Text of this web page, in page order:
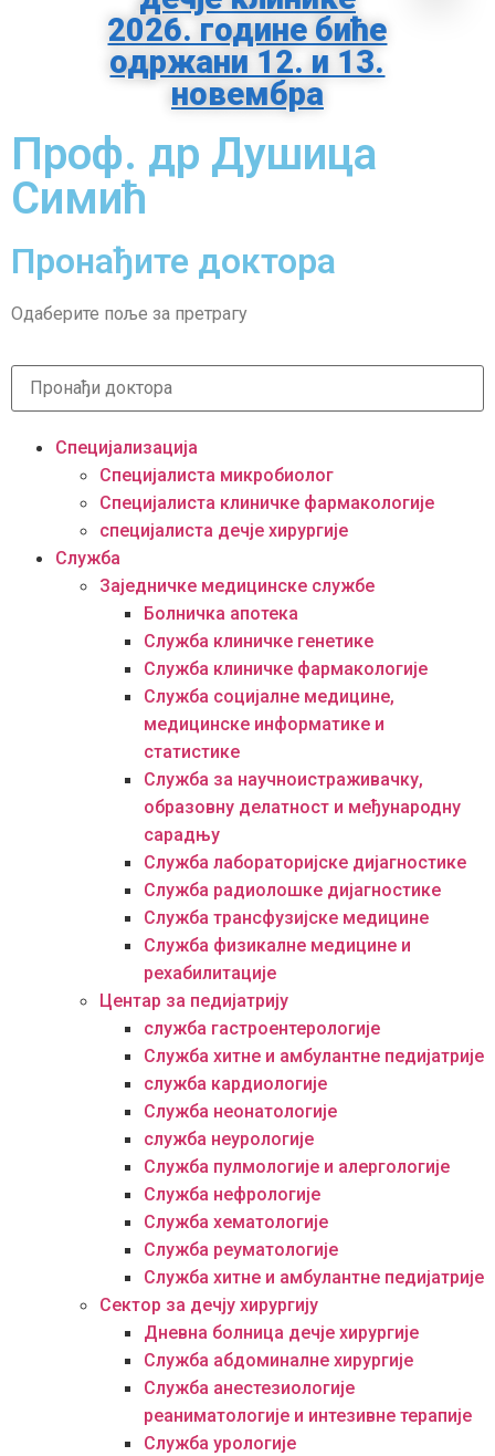
2026. године биће
одржани 12. и 13.
новембра
Проф. др Душица
Симић
Пронађите доктора
Одаберите поље за претрагу
Специјализација
Специјалиста микробиолог
Специјалиста клиничке фармакологије
специјалиста дечје хирургије
Служба
Заједничке медицинске службе
Болничка апотека
Служба клиничке генетике
Служба клиничке фармакологије
Служба социјалне медицине,
медицинске информатике и
статистике
Служба за научноистраживачку,
образовну делатност и међународну
сарадњу
Служба лабораторијске дијагностике
Служба радиолошке дијагностике
Служба трансфузијске медицине
Служба физикалне медицине и
рехабилитације
Центар за педијатрију
служба гастроентерологије
Служба хитне и амбулантне педијатрије
служба кардиологије
Служба неонатологије
служба неурологије
Служба пулмологије и алергологије
Служба нефрологије
Служба хематологије
Служба реуматологије
Служба хитне и амбулантне педијатрије
Сектор за дечју хирургију
Дневна болница дечје хирургије
Служба абдоминалне хирургије
Служба анестезиологије
реаниматологије и интезивне терапије
Служба урологије